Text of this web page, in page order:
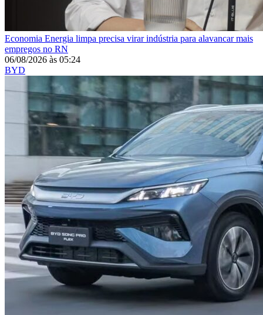
Economia Energia limpa precisa virar indústria para alavancar mais
empregos no RN
06/08/2026 às 05:24
BYD